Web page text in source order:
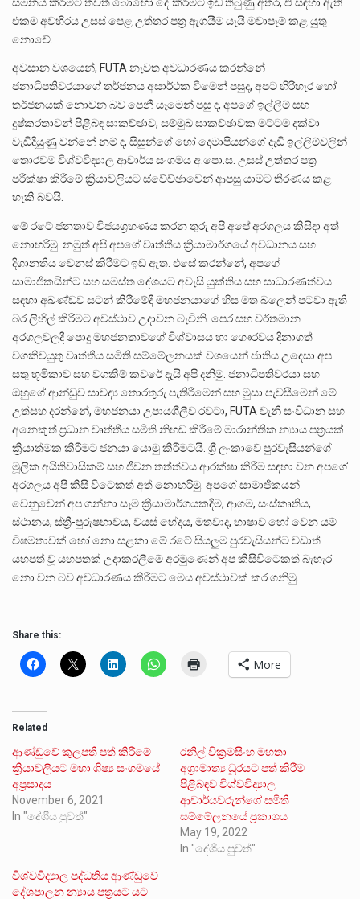
එකම අවහිරය උසස් පෙළ උත්තර පත්‍ර ඇගයීම යැයි මවාපෑම් කළ යුතු
නොවේ.
අවසාන වශයෙන්, FUTA නැවත අවධාරණය කරන්නේ
ජනාධිපතිවරයාගේ තර්ජනය අසාර්ථක වීමෙන් පසුද, අපට හිරිහැර හෝ
තර්ජනයක් නොවන බව පෙනී යෑමෙන් පසු ද, අපගේ ඉල්ලීම් සහ
දුෂ්කරතාවන් පිළිබඳ සාකච්ඡාව, සම්මුඛ සාකච්ඡාවක මට්ටම දක්වා
වැඩිදියුණු වන්නේ නම් ද, සිසුන්ගේ හෝ දෙමාපියන්ගේ දැඩි ඉල්ලීම්වලින්
තොරවම විශ්වවිද්‍යාල ආචාර්ය සංගමය අ.පො.ස. උසස් උත්තර පත්‍ර
පරීක්ෂා කිරීමේ ක්‍රියාවලියට ස්වේච්ඡාවෙන් ආපසු යාමට තීරණය කළ
හැකි බවයි.
මේ රටේ ජනතාව විජයග්‍රහණය කරන තුරු අපි අපේ අරගලය කිසිදා අත්
නොහරිමු. නමුත් අපි අපගේ වෘත්තීය ක්‍රියාමාර්ගයේ අවධානය සහ
දිශානතිය වෙනස් කිරීමට ඉඩ ඇත. එසේ කරන්නේ, අපගේ
සාමාජිකයින්ට සහ සමස්ත දේශයට අවැසි යුක්තිය සහ සාධාරණත්වය
සඳහා අඛණ්ඩව සටන් කිරීමේදී මහජනයාගේ හිස මත බලෙන් පටවා ඇති
බර ලිහිල් කිරීමට අවස්ථාව උදාවන බැවිනි. පෙර සහ වර්තමාන
අරගලවලදී පොදු මහජනතාවගේ විශ්වාසය හා ගෞරවය දිනාගත්
වගකිවයුතු වෘත්තීය සමිති සම්මේලනයක් වශයෙන් ජාතිය උදෙසා අප
සතු භූමිකාව සහ වගකීම් කවරේ දැයි අපි දනිමු. ජනාධිපතිවරයා සහ
ඔහුගේ ආන්ඩුව සාවද්‍ය තොරතුරු පැතිරීමෙන් සහ මුසා පැවසීමෙන් මේ
උත්සහ දරන්නේ, මහජනයා උපායශීලීව රවටා, FUTA වැනි සංවිධාන සහ
අනෙකුත් ප්‍රධාන වෘත්තීය සමිති නිහඬ කිරීමේ මාරාන්තික න්‍යාය පත්‍රයක්
ක්‍රියාත්මක කිරීමට ජනයා යොමු කිරීමටයි. ශ්‍රී ලංකාවේ පුරවැසියන්ගේ
මූලික අයිතිවාසිකම් සහ ජීවන තත්ත්වය ආරක්ෂා කිරීම සඳහා වන අපගේ
අරගලය අපි කිසි විටෙකත් අත් නොහරිමු. අපගේ සාමාජිකයන්
වෙනුවෙන් අප ගන්නා සෑම ක්‍රියාමාර්ගයකදීම, ආගම, සංස්කෘතිය,
ස්ථානය, ස්ත්‍රී-පුරුෂභාවය, වයස් භේදය, මතවාද, භාෂාව හෝ වෙන යම්
විෂමතාවක් හෝ නො සළකා මේ රටේ සියලුම පුරවැසියන්ට වඩාත්
යහපත් වූ යහපතක් උදාකරලීමේ අරමුණෙන් අප කිසිවිටෙකත් බැහැර
නො වන බව අවධාරණය කිරීමට මෙය අවස්ථාවක් කර ගනිමු.
Share this:
More
Related
ආණ්ඩුවේ කුලපති පත් කිරීමේ
ක්‍රියාවලියට මහා ශිෂ්‍ය සංගමයේ
අප්‍රසාදය
November 6, 2021
In "දේශීය පුවත්"
රනිල් වික්‍රමසිංහ මහතා
අග්‍රාමාත්‍ය ධූරයට පත් කිරීම
පිළිබඳව විශ්වවිද්‍යාල
ආචාර්යවරුන්ගේ සමිති
සම්මේලනයේ ප්‍රකාශය
May 19, 2022
In "දේශීය පුවත්"
විශ්වවිද්‍යාල පද්ධතිය ආණ්ඩුවේ
දේශපාලන න්‍යාය පත්‍රයට යට